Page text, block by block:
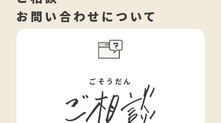
お問い合わせについて
ごそうだん